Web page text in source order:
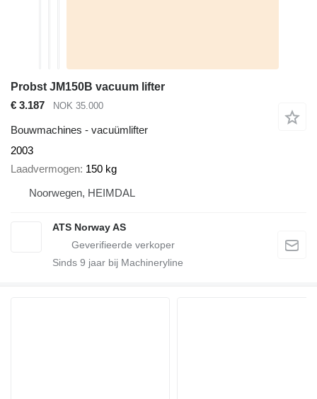
Probst JM150B vacuum lifter
€ 3.187
NOK 35.000
Bouwmachines - vacuümlifter
2003
Laadvermogen 150 kg
Noorwegen, HEIMDAL
ATS Norway AS
Sinds 9 jaar bij Machineryline